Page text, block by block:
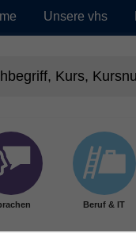
Unsere vhs
Beruf & IT